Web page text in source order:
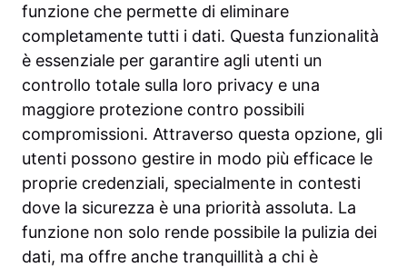
funzione che permette di eliminare
completamente tutti i dati. Questa funzionalità
è essenziale per garantire agli utenti un
controllo totale sulla loro privacy e una
maggiore protezione contro possibili
compromissioni. Attraverso questa opzione, gli
utenti possono gestire in modo più efficace le
proprie credenziali, specialmente in contesti
dove la sicurezza è una priorità assoluta. La
funzione non solo rende possibile la pulizia dei
dati, ma offre anche tranquillità a chi è